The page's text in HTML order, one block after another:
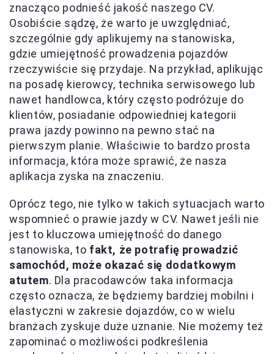
znacząco podnieść jakość naszego CV.
Osobiście sądzę, że warto je uwzględniać,
szczególnie gdy aplikujemy na stanowiska,
gdzie umiejętność prowadzenia pojazdów
rzeczywiście się przydaje. Na przykład, aplikując
na posadę kierowcy, technika serwisowego lub
nawet handlowca, który często podróżuje do
klientów, posiadanie odpowiedniej kategorii
prawa jazdy powinno na pewno stać na
pierwszym planie. Właściwie to bardzo prosta
informacja, która może sprawić, że nasza
aplikacja zyska na znaczeniu.
Oprócz tego, nie tylko w takich sytuacjach warto
wspomnieć o prawie jazdy w CV. Nawet jeśli nie
jest to kluczowa umiejętność do danego
stanowiska, to fakt, że potrafię prowadzić
samochód, może okazać się dodatkowym
atutem. Dla pracodawców taka informacja
często oznacza, że będziemy bardziej mobilni i
elastyczni w zakresie dojazdów, co w wielu
branżach zyskuje duże uznanie. Nie możemy też
zapominać o możliwości podkreślenia